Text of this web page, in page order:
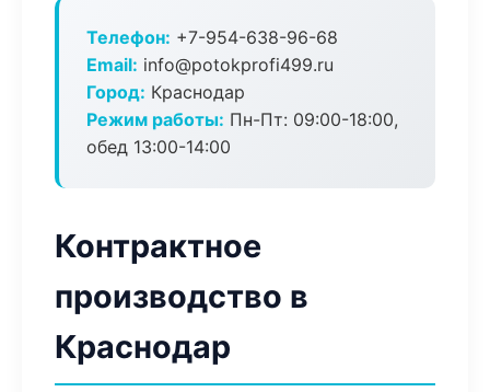
Телефон: +7-954-638-96-68
Email: info@potokprofi499.ru
Город: Краснодар
Режим работы: Пн-Пт: 09:00-18:00,
обед 13:00-14:00
Контрактное
производство в
Краснодар